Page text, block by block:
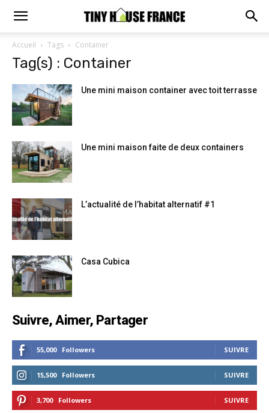
Accueil Tags Container
Tag(s) : Container
Une mini maison container avec toit terrasse
Une mini maison faite de deux containers
L’actualité de l’habitat alternatif #1
Casa Cubica
Suivre, Aimer, Partager
55,000 Followers SUIVRE
15,500 Followers SUIVRE
3,700 Followers SUIVRE